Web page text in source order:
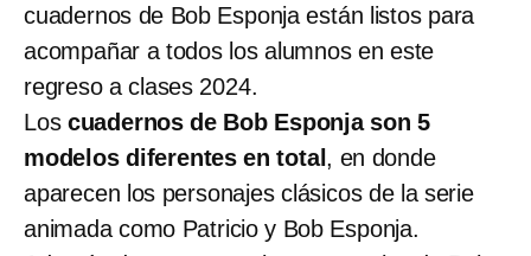
cuadernos de Bob Esponja están listos para
acompañar a todos los alumnos en este
regreso a clases 2024.
Loscuadernos de Bob Esponja son 5
modelos diferentes en total , en donde
aparecen los personajes clásicos de la serie
animada como Patricio y Bob Esponja.